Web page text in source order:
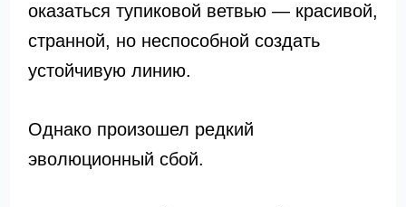
оказаться тупиковой ветвью — красивой,
странной, но неспособной создать
устойчивую линию.
Однако произошел редкий
эволюционный сбой.